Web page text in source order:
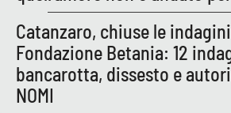
Catanzaro, chiuse le
Fondazione Betania: 12
bancarotta, dissesto e
NOMI